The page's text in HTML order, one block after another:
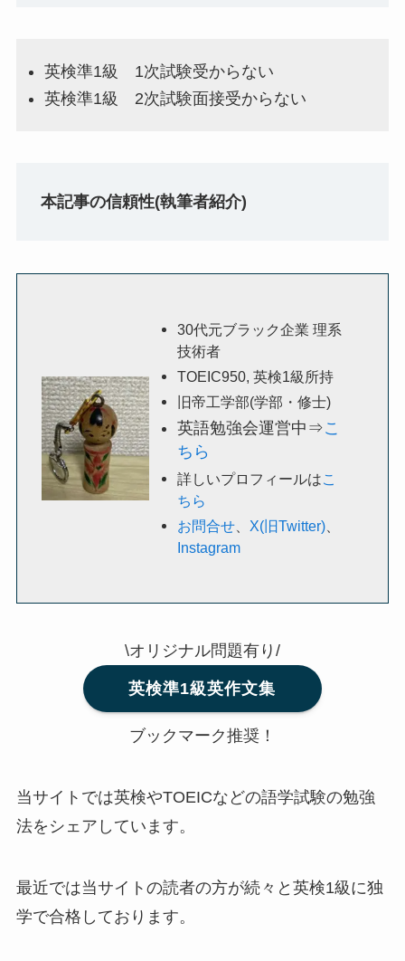
英検準1級 1次試験受からない
英検準1級 2次試験面接受からない
本記事の信頼性(執筆者紹介)
30代元ブラック企業 理系
技術者
TOEIC950, 英検1級所持
旧帝工学部(学部・修士)
英語勉強会運営中⇒こ
ちら
詳しいプロフィールはこ
ちら
お問合せ、 X(旧Twitter)、
Instagram
\オリジナル問題有り/
英検準1級英作文集
ブックマーク推奨！
当サイトでは英検やTOEICなどの語学試験の勉強
法をシェアしています。
最近では当サイトの読者の方が続々と英検1級に独
学で合格しております。